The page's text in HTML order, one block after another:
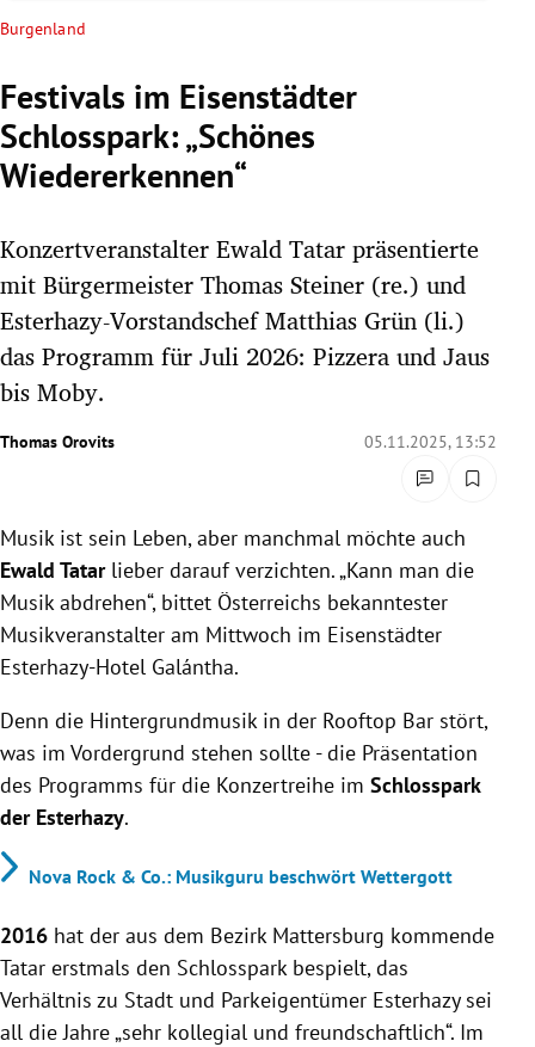
Untermenü
Untermenü
Untermenü
Untermenü
Untermenü
Untermenü
Burgenland
Festivals im Eisenstädter
Schlosspark: „Schönes
Wiedererkennen“
Konzertveranstalter Ewald Tatar präsentierte
mit Bürgermeister Thomas Steiner (re.) und
Esterhazy-Vorstandschef Matthias Grün (li.)
das Programm für Juli 2026: Pizzera und Jaus
bis Moby.
Thomas Orovits 05.11.2025, 13:52
Musik ist sein Leben, aber manchmal möchte auch
Ewald Tatar lieber darauf verzichten. „Kann man die
Musik abdrehen“, bittet Österreichs bekanntester
Musikveranstalter am Mittwoch im Eisenstädter
Esterhazy-Hotel Galántha.
Denn die Hintergrundmusik in der Rooftop Bar stört,
was im Vordergrund stehen sollte - die Präsentation
des Programms für die Konzertreihe im Schlosspark
der Esterhazy.
Nova Rock & Co.: Musikguru beschwört Wettergott
2016 hat der aus dem Bezirk Mattersburg kommende
Tatar erstmals den Schlosspark bespielt, das
Verhältnis zu Stadt und Parkeigentümer Esterhazy sei
all die Jahre „sehr kollegial und freundschaftlich“. Im